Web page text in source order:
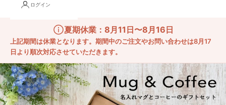
ログイン
夏期休業：8月11日〜8月16日
上記期間は休業となります。期間中のご注文やお問い合わせは8月17
日より順次対応させていただきます。